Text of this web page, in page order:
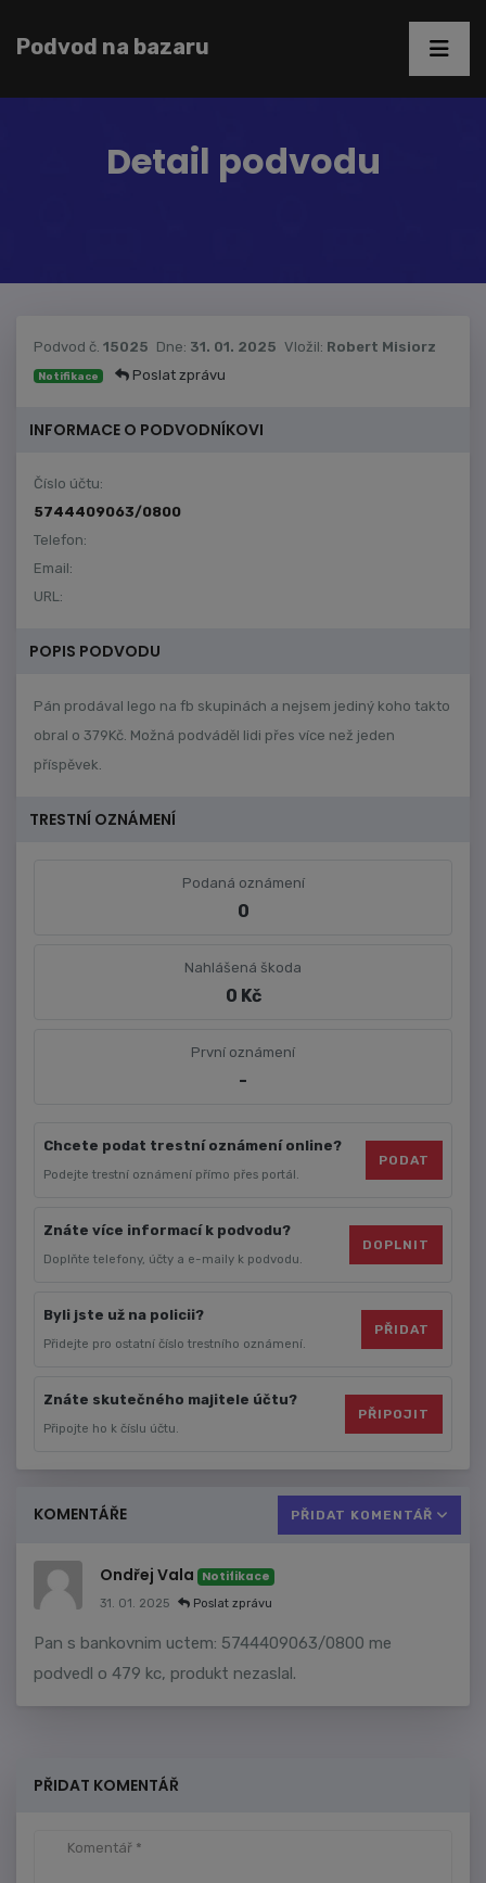
Podvod na bazaru
Detail podvodu
Podvod č. 15025 Dne: 31. 01. 2025 Vložil: Robert Misiorz
Notifikace Poslat zprávu
INFORMACE O PODVODNÍKOVI
Číslo účtu:
5744409063/0800
Telefon:
Email:
URL:
POPIS PODVODU
Pán prodával lego na fb skupinách a nejsem jediný koho takto
obral o 379Kč. Možná podváděl lidi přes více než jeden
příspěvek.
TRESTNÍ OZNÁMENÍ
Podaná oznámení
0
Nahlášená škoda
0 Kč
První oznámení
-
Chcete podat trestní oznámení online?
Podejte trestní oznámení přímo přes portál.
PODAT
Znáte více informací k podvodu?
Doplňte telefony, účty a e-maily k podvodu.
DOPLNIT
Byli jste už na policii?
Přidejte pro ostatní číslo trestního oznámení.
PŘIDAT
Znáte skutečného majitele účtu?
Připojte ho k číslu účtu.
PŘIPOJIT
KOMENTÁŘE PŘIDAT KOMENTÁŘ
Ondřej Vala Notifikace
31. 01. 2025 Poslat zprávu
Pan s bankovnim uctem: 5744409063/0800 me
podvedl o 479 kc, produkt nezaslal.
PŘIDAT KOMENTÁŘ